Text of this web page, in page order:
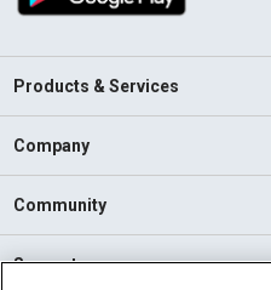
Products & Services
Company
Community
Support